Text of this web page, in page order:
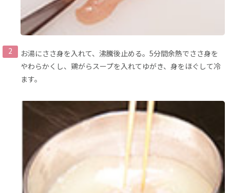
お湯にささ身を入れて、沸騰後止める。5分間余熱でささ身を
やわらかくし、鶏がらスープを入れてゆがき、身をほぐして冷
ます。